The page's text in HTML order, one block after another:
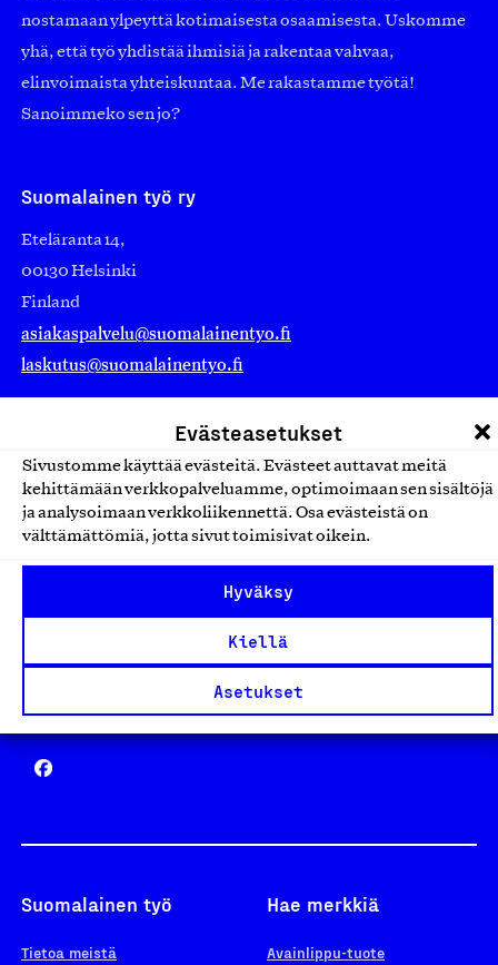
Evästeasetukset
Sivustomme käyttää evästeitä. Evästeet auttavat meitä
kehittämään verkkopalveluamme, optimoimaan sen sisältöjä
ja analysoimaan verkkoliikennettä. Osa evästeistä on
välttämättömiä, jotta sivut toimisivat oikein.
Hyväksy
Kiellä
Asetukset
nostamaan ylpeyttä kotimaisesta osaamisesta. Uskomme
yhä, että työ yhdistää ihmisiä ja rakentaa vahvaa,
elinvoimaista yhteiskuntaa. Me rakastamme työtä!
Sanoimmeko sen jo?
Suomalainen työ ry
Eteläranta 14,
00130 Helsinki
Finland
asiakaspalvelu@suomalainentyo.fi
laskutus@suomalainentyo.fi
Avainlippu
Yhteiskunnallinen Yritys -merkki
Suomalainen työ
Tietoa meistä
Hae merkkiä
Avainlippu-tuote